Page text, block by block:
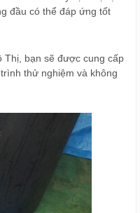
đầu có thể đáp ứng tốt
bạn sẽ được cung cấp
thử nghiệm và không